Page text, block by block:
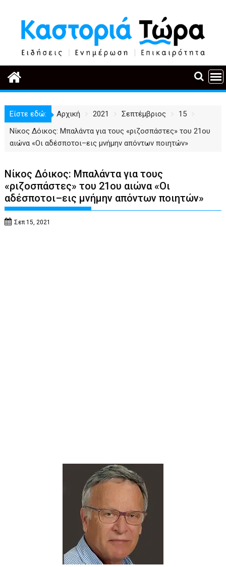
περιεχόμενο
Είστε εδώ: Αρχική 2021 Σεπτέμβριος
15
Νίκος Δόικος: Μπαλάντα για τους «ριζοσπάστες» του 21ου
αιώνα «Οι αδέσποτοι–εις μνήμην απόντων ποιητών»
Νίκος Δόικος: Μπαλάντα για τους
«ριζοσπάστες» του 21ου αιώνα «Οι
αδέσποτοι–εις μνήμην απόντων ποιητών»
Σεπ 15, 2021